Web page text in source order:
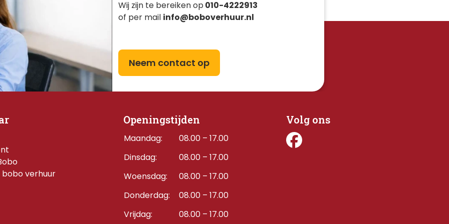
Wij zijn te bereiken op 010-4222913
of per mail info@boboverhuur.nl
Neem contact op
verhuur
Openingstijden
Maandag:
08.00 – 17.00
Dinsdag:
08.00 – 17.00
Woensdag:
08.00 – 17.00
Donderdag: 08.00 – 17.00
Vrijdag:
08.00 – 17.00
Volg ons